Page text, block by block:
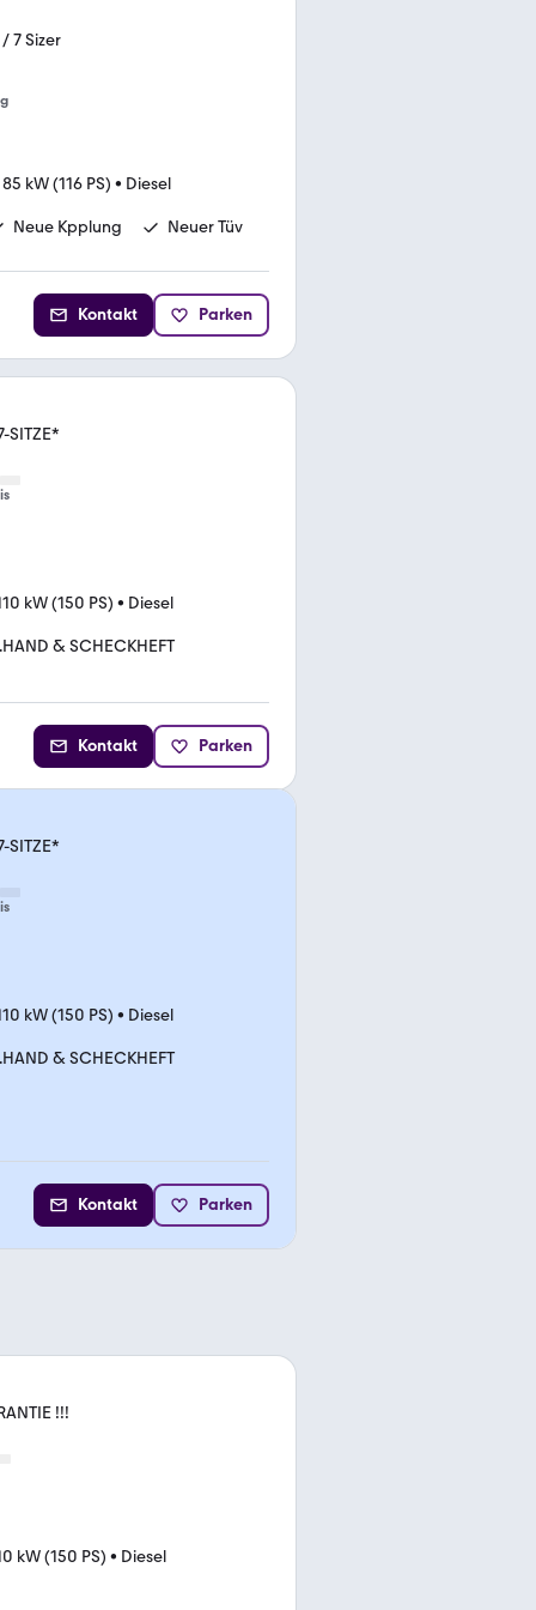
7 Sizer
85 kW (116 PS) • Diesel
Neue Kpplung Neuer Tüv
Kontakt Parken
SITZE*
kW (150 PS) • Diesel
& SCHECKHEFT
Kontakt Parken
SITZE*
kW (150 PS) • Diesel
& SCHECKHEFT
Kontakt Parken
!!!
kW (150 PS) • Diesel